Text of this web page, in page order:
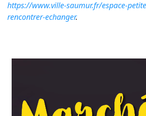
https://www.ville-saumur.fr/espace-
rencontrer-echanger.